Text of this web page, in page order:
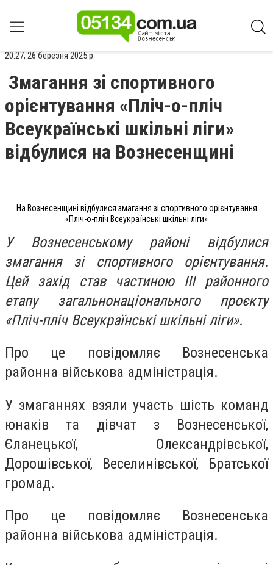
20:27, 26 березня 2025 р.
Змагання зі спортивного
орієнтування «Пліч-о-пліч
Всеукраїнські шкільні ліги»
відбулися на Вознесенщині
На Вознесенщині відбулися змагання зі спортивного орієнтування
«Пліч-о-пліч Всеукраїнські шкільні ліги»
У Вознесенському районі відбулися
змагання зі спортивного орієнтування.
Цей захід став частиною ІІІ районного
етапу загальнонаціонального проєкту
«Пліч-пліч Всеукраїнські шкільні ліги».
Про це повідомляє Вознесенська
районна військова адміністрація.
У змаганнях взяли участь шість команд
юнаків та дівчат з Вознесенської,
Єланецької, Олександрівської,
Дорошівської, Веселинівської, Братської
громад.
Про це повідомляє Вознесенська
районна військова адміністрація.